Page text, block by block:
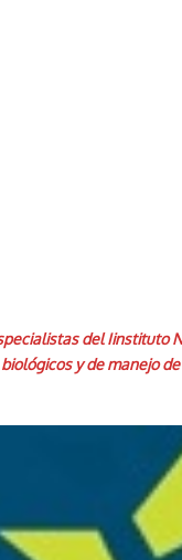
del Iinstituto
y de manejo